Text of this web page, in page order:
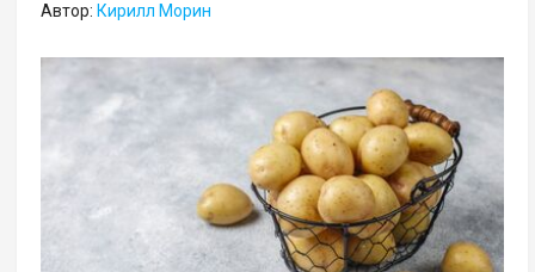
Автор: Кирилл Морин